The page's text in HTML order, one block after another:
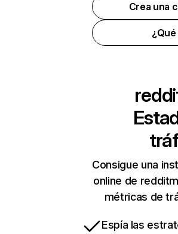
Crea una
Consigue una
online de
métricas de
Espía las